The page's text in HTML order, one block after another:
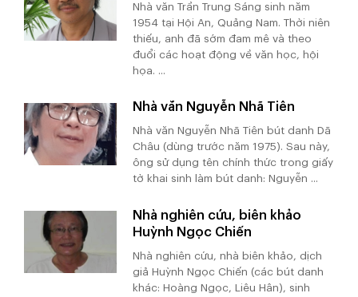
Nhà văn Trần Trung Sáng sinh năm
1954 tại Hội An, Quảng Nam. Thời niên
thiếu, anh đã sớm đam mê và theo
đuổi các hoạt động về văn học, hội
họa. ...
Nhà văn Nguyễn Nhã Tiên
Nhà văn Nguyễn Nhã Tiên bút danh Dã
Châu (dùng trước năm 1975). Sau này,
ông sử dụng tên chính thức trong giấy
tờ khai sinh làm bút danh: Nguyễn ...
Nhà nghiên cứu, biên khảo
Huỳnh Ngọc Chiến
Nhà nghiên cứu, nhà biên khảo, dịch
giả Huỳnh Ngọc Chiến (các bút danh
khác: Hoàng Ngọc, Liêu Hân), sinh